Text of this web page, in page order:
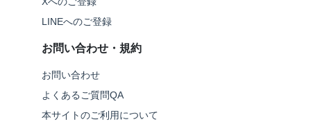
LINEへのご登録
お問い合わせ・規約
お問い合わせ
よくあるご質問QA
本サイトのご利用について